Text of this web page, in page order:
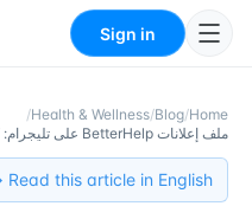
Sign in
Home
/
Blog
/
Health & Wellness
/
ملف إعلانات BetterHelp على تليجرام: كيف تعلن BetterHelp في 2026
Read this article in English →